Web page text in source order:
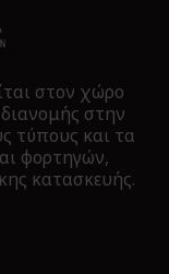
στον χώρο
στην
τύπους και τα
φορτηγών,
κατασκευής.